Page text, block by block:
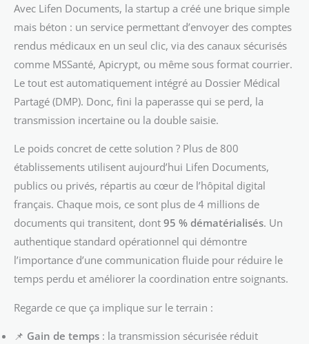
Avec Lifen Documents, la startup a créé une brique simple
mais béton : un service permettant d’envoyer des comptes
rendus médicaux en un seul clic, via des canaux sécurisés
comme MSSanté, Apicrypt, ou même sous format courrier.
Le tout est automatiquement intégré au Dossier Médical
Partagé (DMP). Donc, fini la paperasse qui se perd, la
transmission incertaine ou la double saisie.
Le poids concret de cette solution ? Plus de 800
établissements utilisent aujourd’hui Lifen Documents,
publics ou privés, répartis au cœur de l’hôpital digital
français. Chaque mois, ce sont plus de 4 millions de
documents qui transitent, dont 95 % dématérialisés. Un
authentique standard opérationnel qui démontre
l’importance d’une communication fluide pour réduire le
temps perdu et améliorer la coordination entre soignants.
Regarde ce que ça implique sur le terrain :
📌 Gain de temps : la transmission sécurisée réduit